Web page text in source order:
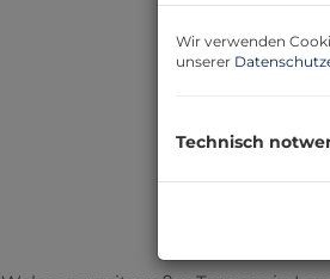
Wir verwenden
unserer
Technisch